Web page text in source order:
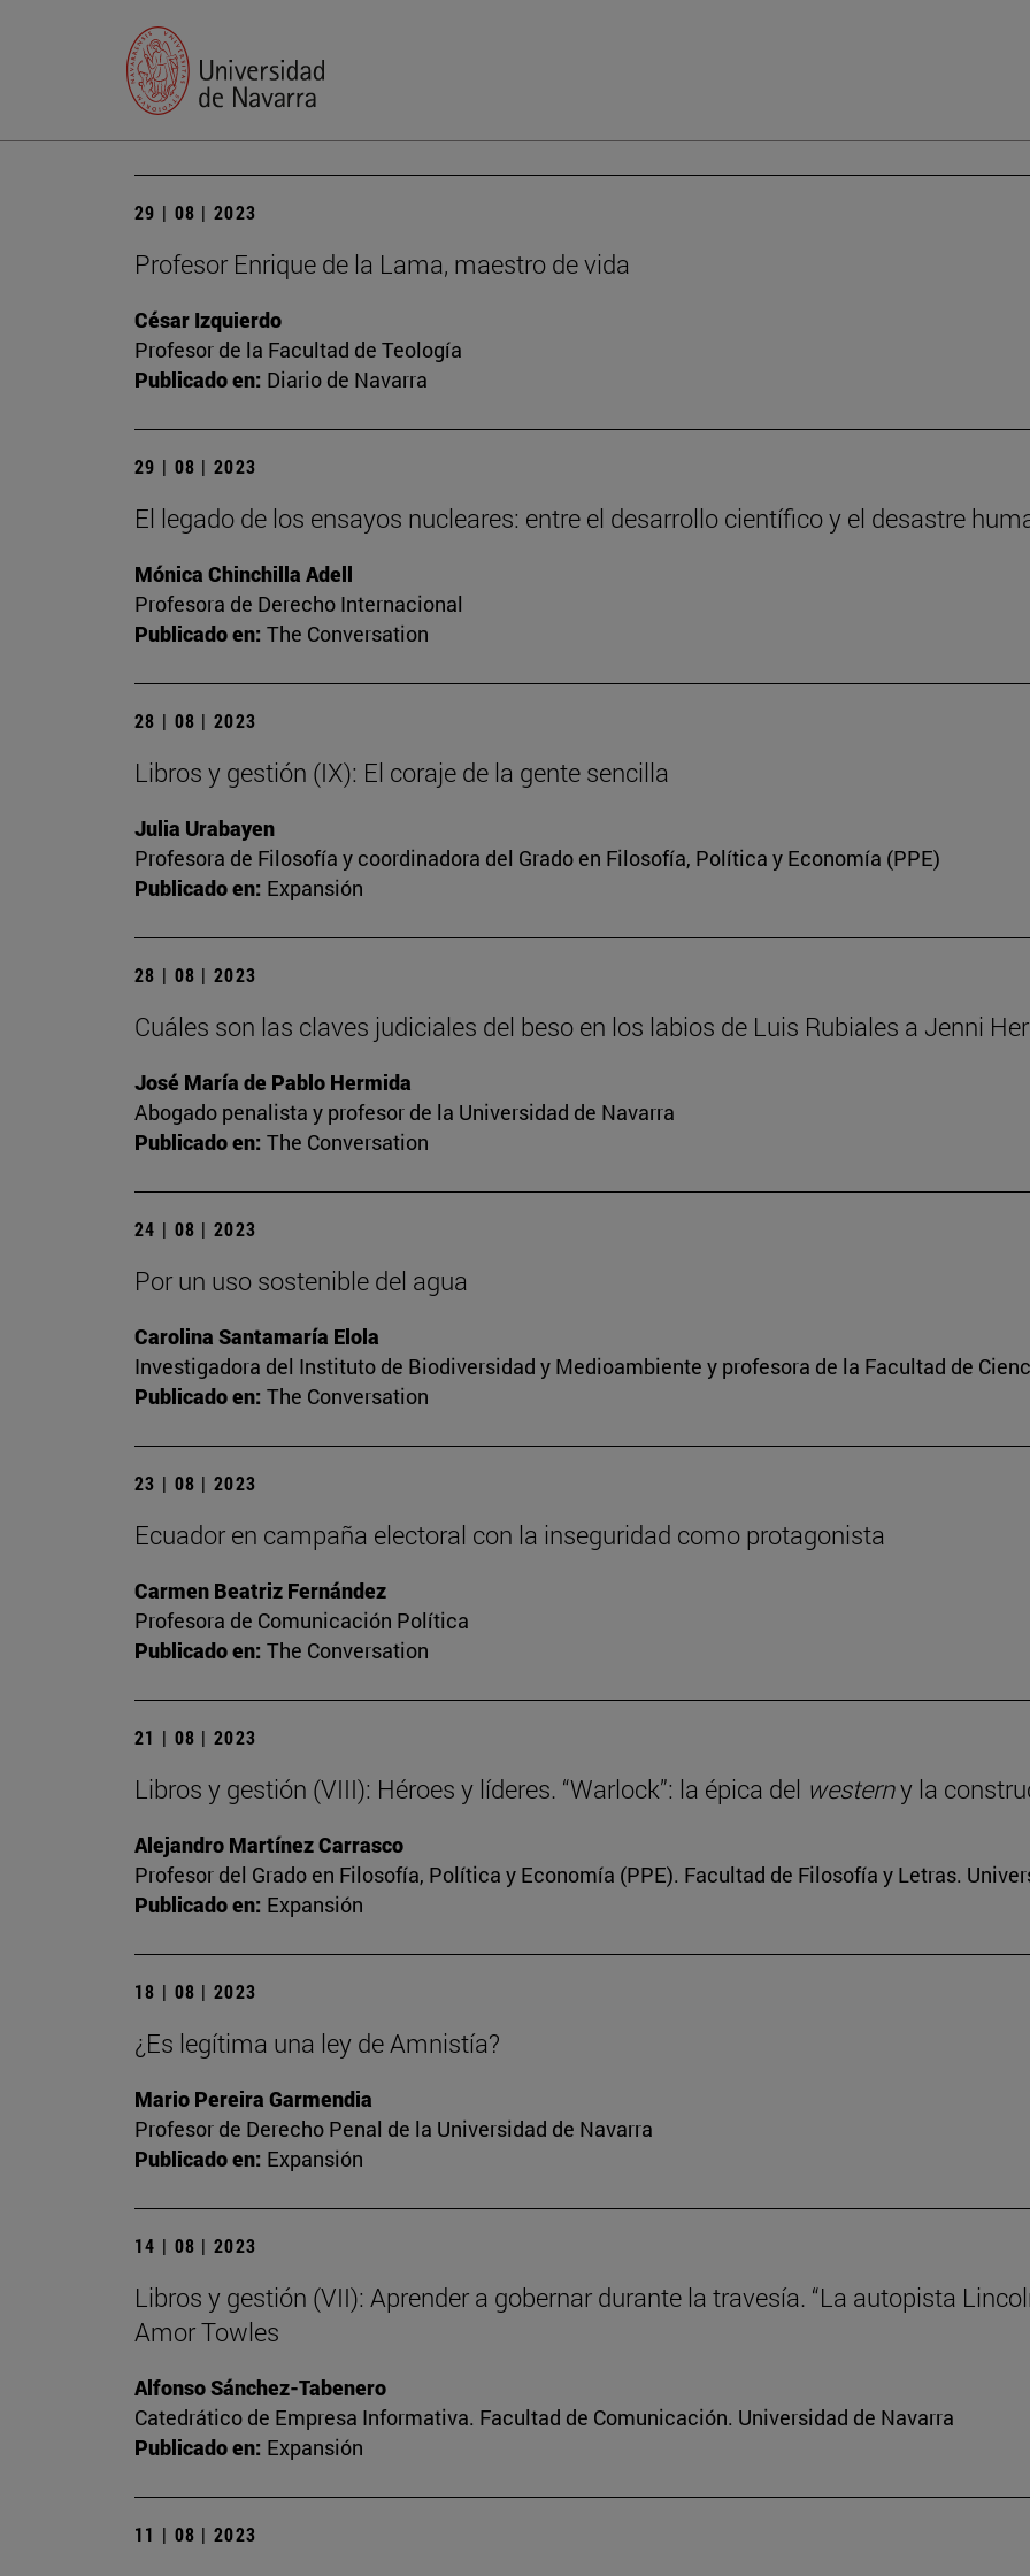
29 | 08 | 2023
Profesor Enrique de la Lama, maestro de vida
César Izquierdo
Profesor de la Facultad de Teología
Publicado en: Diario de Navarra
29 | 08 | 2023
El legado de los ensayos nucleares: entre el desarrollo científico y el desastre
Mónica Chinchilla Adell
Profesora de Derecho Internacional
Publicado en: The Conversation
28 | 08 | 2023
Libros y gestión (IX): El coraje de la gente sencilla
Julia Urabayen
Profesora de Filosofía y coordinadora del Grado en Filosofía, Política y Economía (PPE)
Publicado en: Expansión
28 | 08 | 2023
Cuáles son las claves judiciales del beso en los labios de Luis Rubiales a Jenni
José María de Pablo Hermida
Abogado penalista y profesor de la Universidad de Navarra
Publicado en: The Conversation
24 | 08 | 2023
Por un uso sostenible del agua
Carolina Santamaría Elola
Investigadora del Instituto de Biodiversidad y Medioambiente y profesora de la Facultad de
Publicado en: The Conversation
23 | 08 | 2023
Ecuador en campaña electoral con la inseguridad como protagonista
Carmen Beatriz Fernández
Profesora de Comunicación Política
Publicado en: The Conversation
21 | 08 | 2023
Libros y gestión (VIII): Héroes y líderes. “Warlock”: la épica del westerny la
Alejandro Martínez Carrasco
Profesor del Grado en Filosofía, Política y Economía (PPE). Facultad de Filosofía y Letras.
Publicado en: Expansión
18 | 08 | 2023
¿Es legítima una ley de Amnistía?
Mario Pereira Garmendia
Profesor de Derecho Penal de la Universidad de Navarra
Publicado en: Expansión
14 | 08 | 2023
Libros y gestión (VII): Aprender a gobernar durante la travesía. “La autopista
Amor Towles
Alfonso Sánchez-Tabenero
Catedrático de Empresa Informativa. Facultad de Comunicación. Universidad de Navarra
Publicado en: Expansión
11 | 08 | 2023